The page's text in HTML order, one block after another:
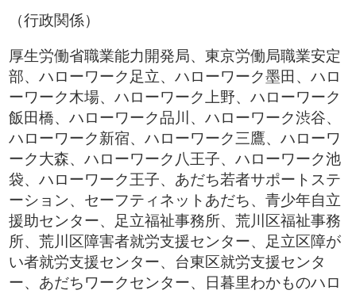
（行政関係）
厚生労働省職業能力開発局、東京労働局職業安定
部、ハローワーク足立、ハローワーク墨田、ハロ
ーワーク木場、ハローワーク上野、ハローワーク
飯田橋、ハローワーク品川、ハローワーク渋谷、
ハローワーク新宿、ハローワーク三鷹、ハローワ
ーク大森、ハローワーク八王子、ハローワーク池
袋、ハローワーク王子、あだち若者サポートステ
ーション、セーフティネットあだち、青少年自立
援助センター、足立福祉事務所、荒川区福祉事務
所、荒川区障害者就労支援センター、足立区障が
い者就労支援センター、台東区就労支援センタ
ー、あだちワークセンター、日暮里わかものハロ